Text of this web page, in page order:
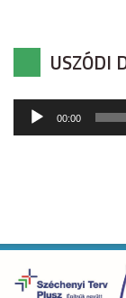
USZÓDI
Audió
lejátszó
00:00
Copyright ©